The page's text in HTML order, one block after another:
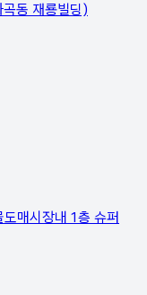
동 재룡빌딩)
매시장내 1층 슈퍼